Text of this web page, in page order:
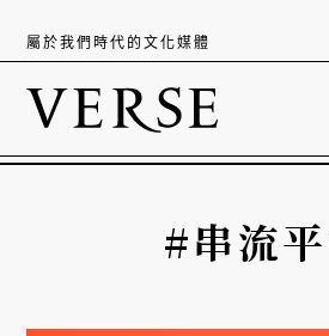
屬於我們時代的文化媒體
#串流